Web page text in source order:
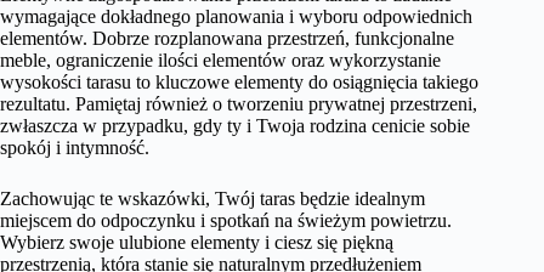
wymagające dokładnego planowania i wyboru odpowiednich
elementów. Dobrze rozplanowana przestrzeń, funkcjonalne
meble, ograniczenie ilości elementów oraz wykorzystanie
wysokości tarasu to kluczowe elementy do osiągnięcia takiego
rezultatu. Pamiętaj również o tworzeniu prywatnej przestrzeni,
zwłaszcza w przypadku, gdy ty i Twoja rodzina cenicie sobie
spokój i intymność.
Zachowując te wskazówki, Twój taras będzie idealnym
miejscem do odpoczynku i spotkań na świeżym powietrzu.
Wybierz swoje ulubione elementy i ciesz się piękną
przestrzenią, która stanie się naturalnym przedłużeniem